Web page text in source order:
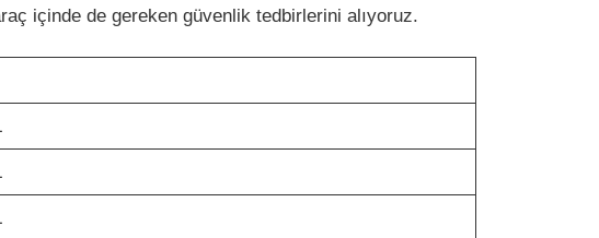
içinde de gereken güvenlik tedbirlerini alıyoruz.